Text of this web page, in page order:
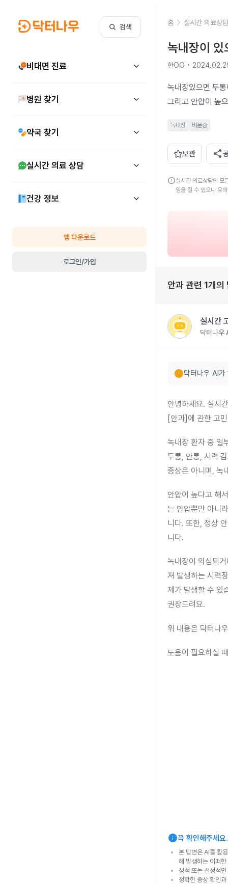
검색
비대면 진료
병원 찾기
약국 찾기
실시간 의료 상담
건강 정보
앱 다운로드
로그인/가입
홈 실시간 의료상담
녹내장이
한OO •
녹내장있으면 두
그리고 안압이 높
녹내장 비문증
보관 share
error실시간 의료상담의 모
임을 질 수 있으니 유
안과 관련 1개의
실시간
닥터나우
error닥터나우 AI
안녕하세요. 실시
[안과]에 관한 고
녹내장 환자 중 일
두통, 안통, 시력
증상은 아니며, 녹
안압이 높다고 해
는 안압뿐만 아니
니다. 또한, 정상
니다.
녹내장이 의심되
져 발생하는 시력
제가 발생할 수 있
권장드려요.
위 내용은 닥터나
도움이 필요하실
info꼭 확인해주세요.
본 답변은 AI를 활
해 발생하는 어떠
성적 또는 선정적
정확한 증상 확인